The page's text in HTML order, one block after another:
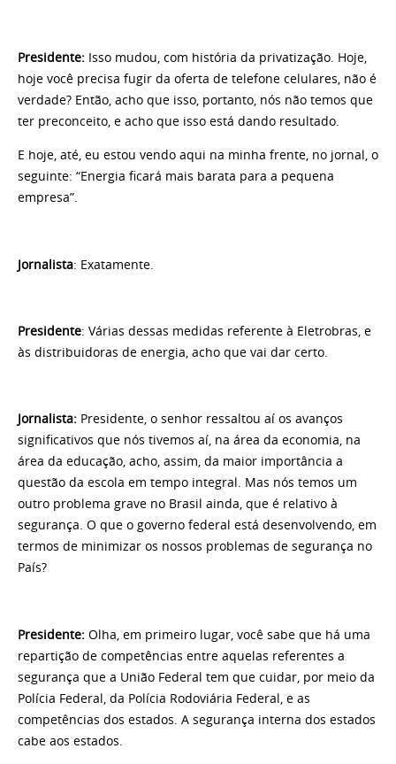
Presidente: Isso mudou, com história da privatização. Hoje,
hoje você precisa fugir da oferta de telefone celulares, não é
verdade? Então, acho que isso, portanto, nós não temos que
ter preconceito, e acho que isso está dando resultado.
E hoje, até, eu estou vendo aqui na minha frente, no jornal, o
seguinte: “Energia ficará mais barata para a pequena
empresa”.
Jornalista: Exatamente.
Presidente: Várias dessas medidas referente à Eletrobras, e
às distribuidoras de energia, acho que vai dar certo.
Jornalista: Presidente, o senhor ressaltou aí os avanços
significativos que nós tivemos aí, na área da economia, na
área da educação, acho, assim, da maior importância a
questão da escola em tempo integral. Mas nós temos um
outro problema grave no Brasil ainda, que é relativo à
segurança. O que o governo federal está desenvolvendo, em
termos de minimizar os nossos problemas de segurança no
País?
Presidente: Olha, em primeiro lugar, você sabe que há uma
repartição de competências entre aquelas referentes a
segurança que a União Federal tem que cuidar, por meio da
Polícia Federal, da Polícia Rodoviária Federal, e as
competências dos estados. A segurança interna dos estados
cabe aos estados.